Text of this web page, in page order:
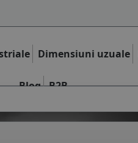
Dimensiuni uzuale
Blog B2B